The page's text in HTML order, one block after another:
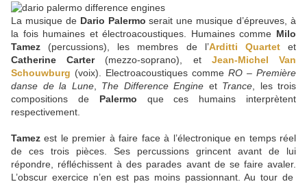
La musique de Dario Palermo serait une musique d’épreuves, à
la fois humaines et électroacoustiques. Humaines comme Milo
Tamez (percussions), les membres de l’Arditti Quartetet
Catherine Carter(mezzo-soprano), et Jean-Michel Van
Schouwburg (voix). Electroacoustiques comme RO – Première
danse de la Lune, The Difference Engine et Trance , les trois
compositions de Palermo que ces humains interprètent
respectivement.
Tamez est le premier à faire face à l’électronique en temps réel
de ces trois pièces. Ses percussions grincent avant de lui
répondre, réfléchissent à des parades avant de se faire avaler.
L’obscur exercice n’en est pas moins passionnant. Au tour de